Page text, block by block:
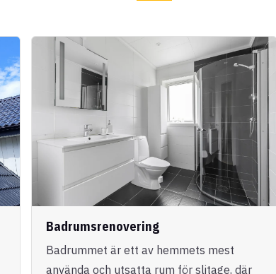
Badrumsrenovering
Badrummet är ett av hemmets mest
använda och utsatta rum för slitage, där